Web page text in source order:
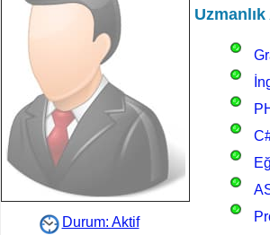
Durum: Aktif
Uzmanlık